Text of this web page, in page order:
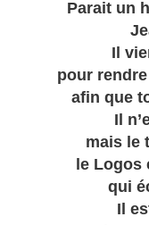
Parait un
Il
pour
afin que
Il
mais le
le Logos
qui
Il